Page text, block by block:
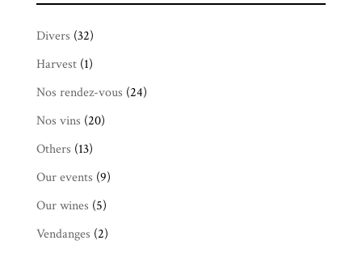
Divers (32)
Harvest(1)
Nos rendez-vous (24)
Nos vins (20)
Others (13)
Our events (9)
Our wines (5)
Vendanges (2)